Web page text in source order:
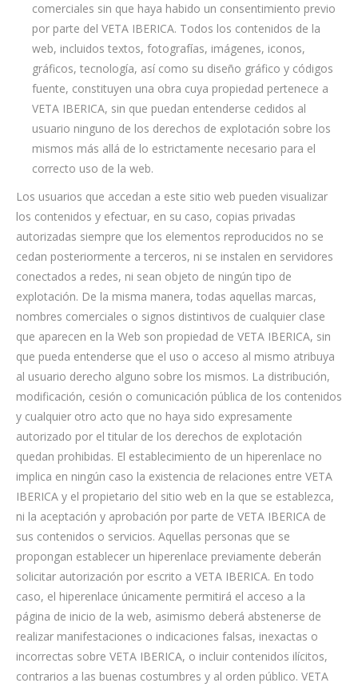
comerciales sin que haya habido un consentimiento previo
por parte del VETA IBERICA. Todos los contenidos de la
web, incluidos textos, fotografías, imágenes, iconos,
gráficos, tecnología, así como su diseño gráfico y códigos
fuente, constituyen una obra cuya propiedad pertenece a
VETA IBERICA, sin que puedan entenderse cedidos al
usuario ninguno de los derechos de explotación sobre los
mismos más allá de lo estrictamente necesario para el
correcto uso de la web.
Los usuarios que accedan a este sitio web pueden visualizar
los contenidos y efectuar, en su caso, copias privadas
autorizadas siempre que los elementos reproducidos no se
cedan posteriormente a terceros, ni se instalen en servidores
conectados a redes, ni sean objeto de ningún tipo de
explotación. De la misma manera, todas aquellas marcas,
nombres comerciales o signos distintivos de cualquier clase
que aparecen en la Web son propiedad de VETA IBERICA, sin
que pueda entenderse que el uso o acceso al mismo atribuya
al usuario derecho alguno sobre los mismos. La distribución,
modificación, cesión o comunicación pública de los contenidos
y cualquier otro acto que no haya sido expresamente
autorizado por el titular de los derechos de explotación
quedan prohibidas. El establecimiento de un hiperenlace no
implica en ningún caso la existencia de relaciones entre VETA
IBERICA y el propietario del sitio web en la que se establezca,
ni la aceptación y aprobación por parte de VETA IBERICA de
sus contenidos o servicios. Aquellas personas que se
propongan establecer un hiperenlace previamente deberán
solicitar autorización por escrito a VETA IBERICA. En todo
caso, el hiperenlace únicamente permitirá el acceso a la
página de inicio de la web, asimismo deberá abstenerse de
realizar manifestaciones o indicaciones falsas, inexactas o
incorrectas sobre VETA IBERICA, o incluir contenidos ilícitos,
contrarios a las buenas costumbres y al orden público. VETA